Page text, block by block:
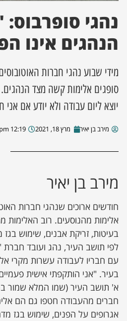
מסע מלחמה
השבוע
מקומית
עסקים
נהגי
הנהגים אינו
מידי שבוע נהגי חברות
סופגים אלימות קשה מצד
יוצא ליום עבודה ולא יודע אם
מירב בן יאיר מרץ 18, 2021 12:19 pm
מירב בן יאיר
חודשים ארוכים שנהגי חברות
אלימות מהנוסעים. רוב האלימות
בעיטות, זריקת אבנים, שימוש בגז
לפי תושב העיר, נהג ועובד
עם חבריו לעבודה עשרות מקרי
בעיר. "אני הותקפתי אישית
א' תושב העיר (שמו המלא שמור
חברים מהעבודה חטפו גם הם
אגרופים על הפנים, שימוש בגז